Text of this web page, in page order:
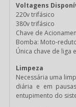
Voltagens
220v trifásico
380v trifásico
Chave de
Bomba: Moto-
Única chave de liga
Limpeza
Necessária uma
diária e em
entupimento do